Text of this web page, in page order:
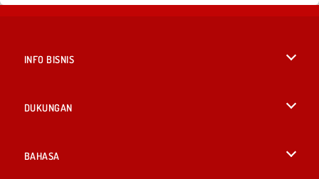
INFO BISNIS
DUKUNGAN
BAHASA